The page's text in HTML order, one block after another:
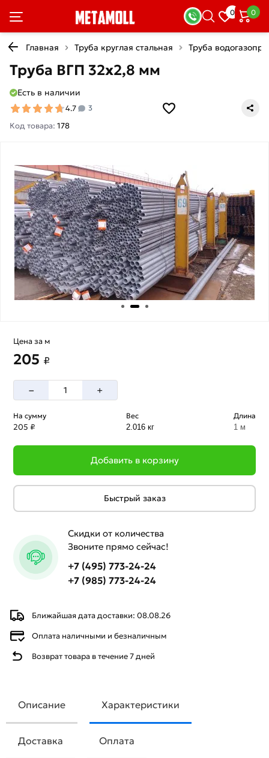
0 0
Главная Труба круглая стальная Труба
Труба ВГП 32х2,8 мм
Есть в наличии
4.7 3
Код товара: 178
Ближайшая дата доставки: 08.08.26
Оплата наличными и безналичным
Возврат товара в течение 7 дней
Цена за м
205 ₽
– +
На сумму
205 ₽
Вес
2.016 кг
Длина
1 м
Добавить в корзину
Быстрый заказ
Скидки от количества
Звоните прямо сейчас!
+7 (495) 773-24-24
+7 (985) 773-24-24
Описание Характеристики
Доставка Оплата